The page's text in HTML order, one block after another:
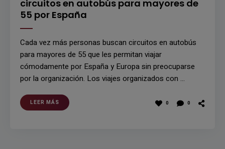
circuitos en autobús para mayores de
55 por España
Cada vez más personas buscan circuitos en autobús
para mayores de 55 que les permitan viajar
cómodamente por España y Europa sin preocuparse
por la organización. Los viajes organizados con …
LEER MÁS 0 0